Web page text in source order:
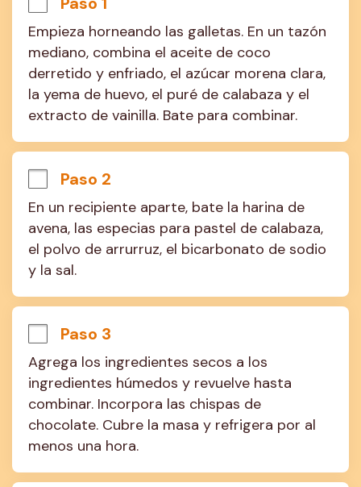
Empieza horneando las galletas. En un tazón
mediano, combina el aceite de coco
derretido y enfriado, el azúcar morena clara,
la yema de huevo, el puré de calabaza y el
extracto de vainilla. Bate para combinar.
Paso 2
En un recipiente aparte, bate la harina de
avena, las especias para pastel de calabaza,
el polvo de arrurruz, el bicarbonato de sodio
y la sal.
Paso 3
Agrega los ingredientes secos a los
ingredientes húmedos y revuelve hasta
combinar. Incorpora las chispas de
chocolate. Cubre la masa y refrigera por al
menos una hora.